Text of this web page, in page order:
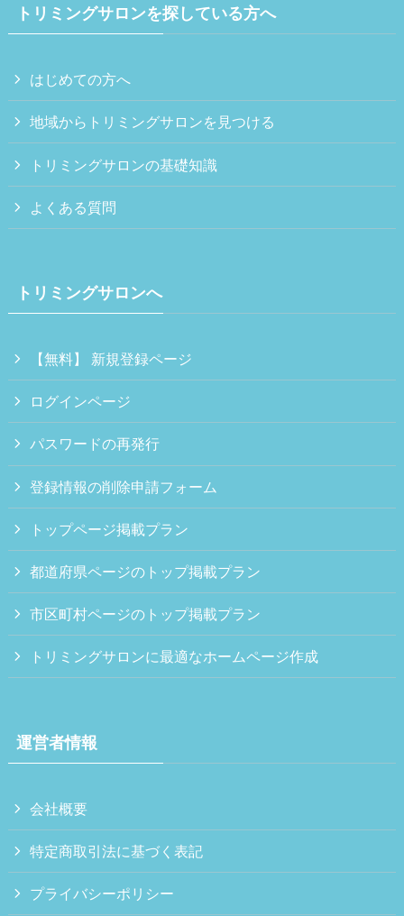
トリミングサロンを探している方へ
はじめての方へ
地域からトリミングサロンを見つける
トリミングサロンの基礎知識
よくある質問
トリミングサロンへ
【無料】 新規登録ページ
ログインページ
パスワードの再発行
登録情報の削除申請フォーム
トップページ掲載プラン
都道府県ページのトップ掲載プラン
市区町村ページのトップ掲載プラン
トリミングサロンに最適なホームページ作成
運営者情報
会社概要
特定商取引法に基づく表記
プライバシーポリシー